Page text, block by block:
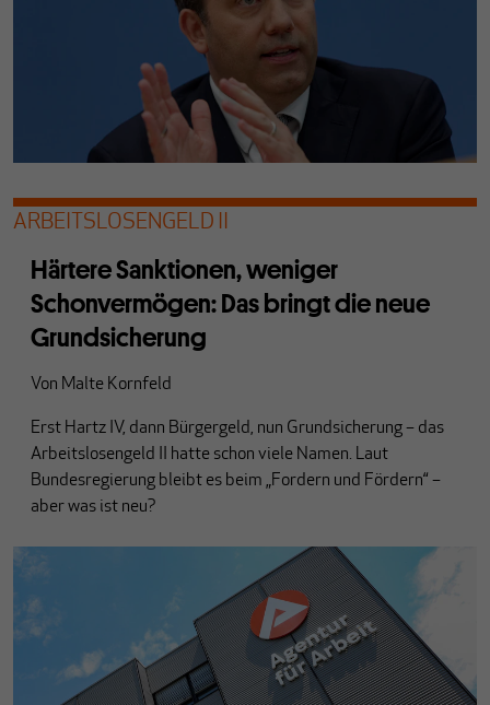
ARBEITSLOSENGELD II
Härtere Sanktionen, weniger
Schonvermögen: Das bringt die neue
Grundsicherung
Von Malte Kornfeld
Erst Hartz IV, dann Bürgergeld, nun Grundsicherung – das
Arbeitslosengeld II hatte schon viele Namen. Laut
Bundesregierung bleibt es beim „Fordern und Fördern“ –
aber was ist neu?